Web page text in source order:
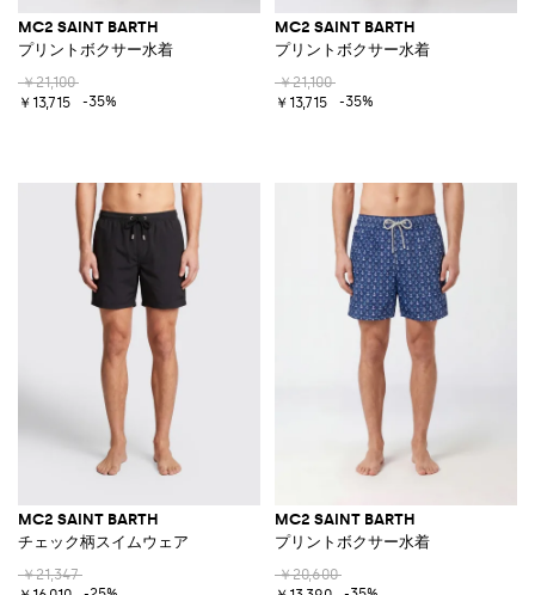
MC2 SAINT BARTH
プリントボクサー水着
￥21,100
￥13,715
-35%
MC2 SAINT BARTH
プリントボクサー水着
￥21,100
￥13,715
-35%
MC2 SAINT BARTH
チェック柄スイムウェア
￥21,347
MC2 SAINT BARTH
プリントボクサー水着
￥20,600